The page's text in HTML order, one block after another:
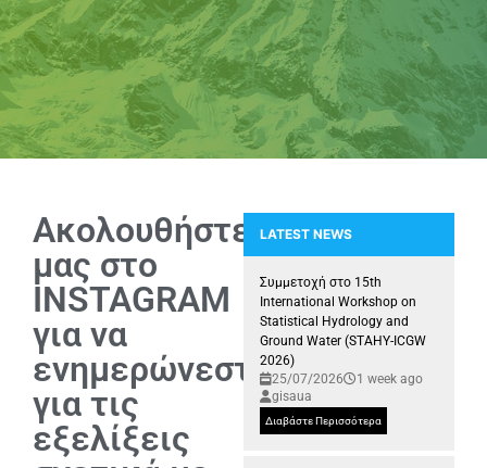
Ακολουθήστε
μας στο
INSTAGRAM
για να
ενημερώνεστε
για τις
εξελίξεις
LATEST NEWS
Συμμετοχή της Ερευνητικής
Παρουσία της Ερευνητικής
Συμμετοχή στο 15th
International Workshop on
Statistical Hydrology and
Ground Water (STAHY-ICGW
2026)
25/07/2026
1 week ago
gisaua
Διαβάστε Περισσότερα